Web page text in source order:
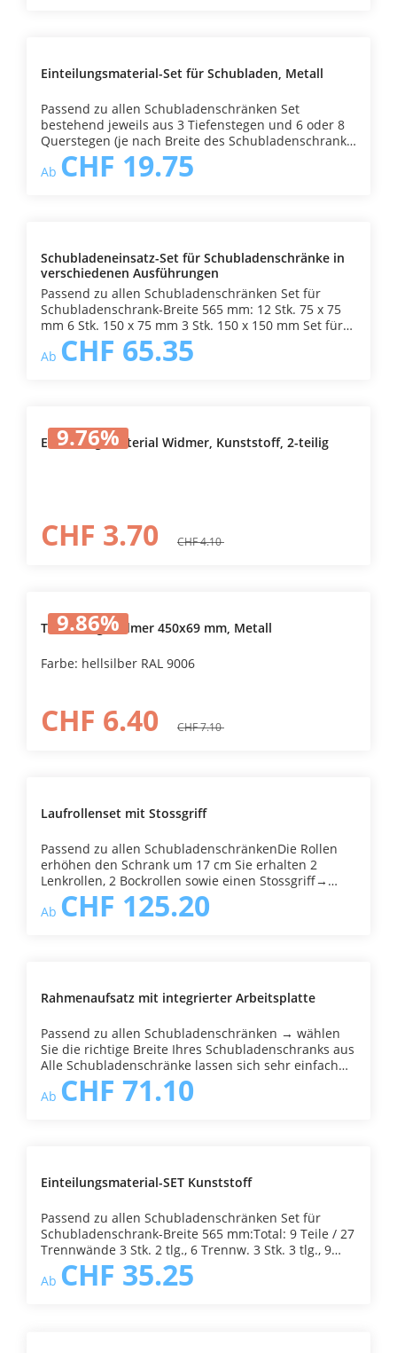
Einteilungsmaterial-Set für Schubladen, Metall
Passend zu allen Schubladenschränken Set
bestehend jeweils aus 3 Tiefenstegen und 6 oder 8
Querstegen (je nach Breite des Schubladenschranks
→ 6 Querstege bei der Ausführung 565 mm und 8
Querstege bei der Ausführung 723 mm) Farbe:
Ab CHF 19.75
Schubladeneinsatz-Set für Schubladenschränke in
verschiedenen Ausführungen
Passend zu allen Schubladenschränken Set für
Schubladenschrank-Breite 565 mm: 12 Stk. 75 x 75
mm 6 Stk. 150 x 75 mm 3 Stk. 150 x 150 mm Set für
Schubladenschrank-Breite 723 mm 16 Stk. 75 x 75
mm 8 Stk. 150 x 75 mm 4 Stk. 150 x 150 mm Farbe:
Ab CHF 65.35
9.76%
Einteilungsmaterial Widmer, Kunststoff, 2-teilig
CHF 3.70 CHF 4.10
9.86%
Tiefensteg Widmer 450x69 mm, Metall
Farbe: hellsilber RAL 9006
CHF 6.40 CHF 7.10
Laufrollenset mit Stossgriff
Passend zu allen SchubladenschränkenDie Rollen
erhöhen den Schrank um 17 cm Sie erhalten 2
Lenkrollen, 2 Bockrollen sowie einen Stossgriff→
wählen Sie die richtige Breite Ihres
Schubladenschranks aus Alle Schubladenschränke
Ab CHF 125.20
Rahmenaufsatz mit integrierter Arbeitsplatte
Passend zu allen Schubladenschränken → wählen
Sie die richtige Breite Ihres Schubladenschranks aus
Alle Schubladenschränke lassen sich sehr einfach
nach- oder umrüsten.Sie lassen sich mit diesem
Rahmenaufsatz auch modular aufbauen.
Ab CHF 71.10
Einteilungsmaterial-SET Kunststoff
Passend zu allen Schubladenschränken Set für
Schubladenschrank-Breite 565 mm:Total: 9 Teile / 27
Trennwände 3 Stk. 2 tlg., 6 Trennw. 3 Stk. 3 tlg., 9
Trennw. 3 Stk. 4 tlg., 12 Trennw. Set für
Schubladenschrank-Breite 723 mmTotal 12 Teile / 27
Ab CHF 35.25